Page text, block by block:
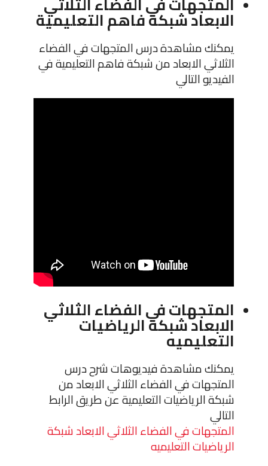
الابعاد شبكة فاهم التعليمية
يمكنك مشاهدة درس المتجهات في الفضاء
الثلاثي الابعاد من شبكة فاهم التعليمية في
الفيديو التالي
المتجهات في الفضاء الثلاثي
الابعاد شبكة الرياضيات
التعليميه
يمكنك مشاهدة فيديوهات شرح درس
المتجهات في الفضاء الثلاثي الابعاد من
شبكة الرياضيات التعليمية عن طريق الرابط
التالي
المتجهات في الفضاء الثلاثي الابعاد شبكة
الرياضيات التعليميه